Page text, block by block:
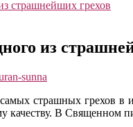
из
sunna
страшных грехов в
качеству. В Священном